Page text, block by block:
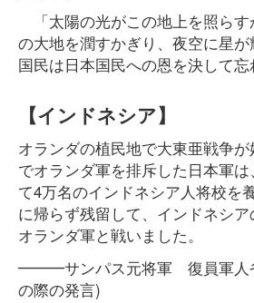
「太陽の光がこの地上を照らす
の大地を潤すかぎり、夜空に星
国民は日本国民への恩を決して忘
【インドネシア】
オランダの植民地で大東亜戦争
でオランダ軍を排斥した日本軍
て4万名のインドネシア人将校を
に帰らず残留して、インドネシ
オランダ軍と戦いました。
━━━サンパス元将軍 復員軍人
の際の発言)